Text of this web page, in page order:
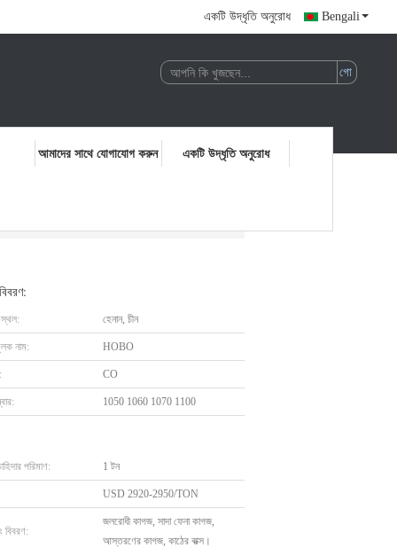
একটি উদ্ধৃতি অনুরোধ Bengali
আমাদের সাথে যোগাযোগ করুন একটি উদ্ধৃতি অনুরোধ
হেনান, চীন
নাম: HOBO
CO
1050 1060 1070 1100
পরিমাণ: 1 টন
USD 2920-2950/TON
বিবরণ:
জলরোধী কাগজ, সাদা ফেনা কাগজ,
আস্তরণের কাগজ, কাঠের বাক্স।